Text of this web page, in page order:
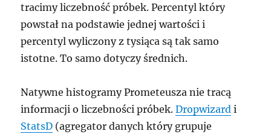
tracimy liczebność próbek. Percentyl który
powstał na podstawie jednej wartości i
percentyl wyliczony z tysiąca są tak samo
istotne. To samo dotyczy średnich.
Natywne histogramy Prometeusza nie tracą
informacji o liczebności próbek.Dropwizard i
StatsD (agregator danych który grupuje